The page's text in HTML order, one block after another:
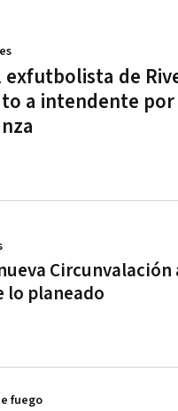
exfutbolista de
a intendente por
Circunvalación
lo planeado
fuego